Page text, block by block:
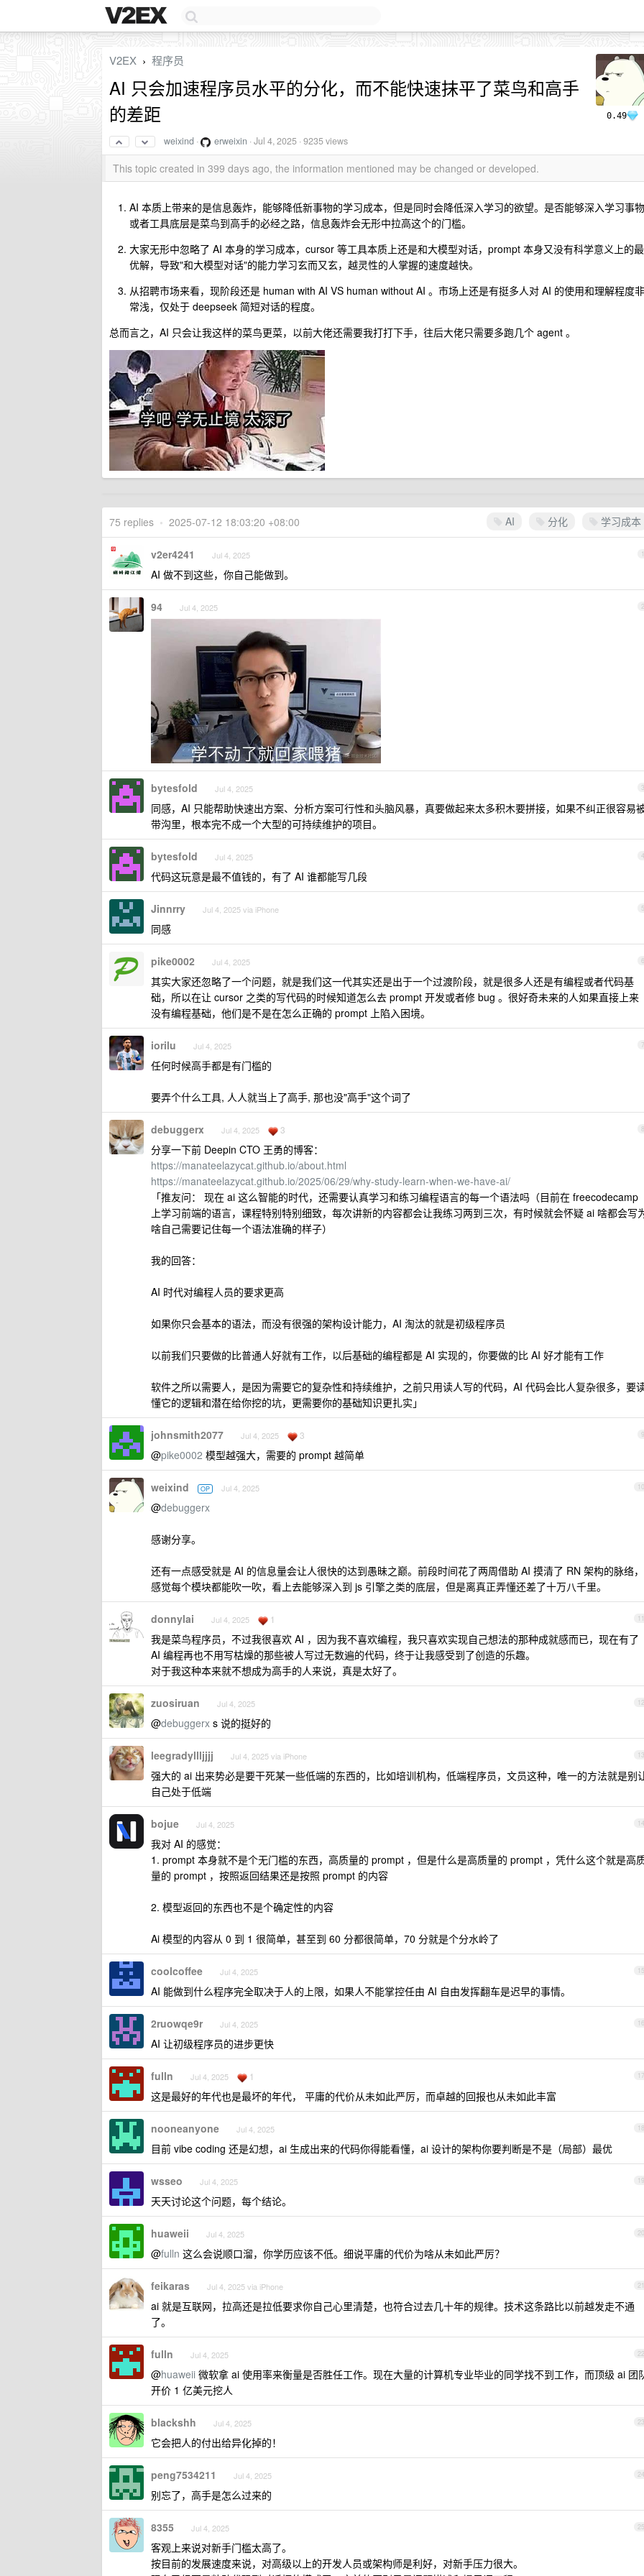
0.49
V2EX › 程序员
AI 只会加速程序员水平的分化，而不能快速抹平了菜鸟和高手
的差距
weixind · erweixin ·Jul 4, 2025 · 9235 views
This topic created in 399 days ago, the information mentioned may be changed or developed.
AI 本质上带来的是信息轰炸，能够降低新事物的学习成本，但是同时会降低深入学习的欲望。是否能够深入学习事物
或者工具底层是菜鸟到高手的必经之路，信息轰炸会无形中拉高这个的门槛。
大家无形中忽略了 AI 本身的学习成本，cursor 等工具本质上还是和大模型对话，prompt 本身又没有科学意义上的最
优解，导致"和大模型对话"的能力学习玄而又玄，越灵性的人掌握的速度越快。
从招聘市场来看，现阶段还是 human with AI VS human without AI 。市场上还是有挺多人对 AI 的使用和理解程度非
常浅，仅处于 deepseek 简短对话的程度。
总而言之，AI 只会让我这样的菜鸟更菜，以前大佬还需要我打打下手，往后大佬只需要多跑几个 agent 。
AI 分化 学习成本
75 replies • 2025-07-12 18:03:20 +08:00
1
v2er4241 Jul 4, 2025
AI 做不到这些，你自己能做到。
2
94 Jul 4, 2025
3
bytesfold Jul 4, 2025
同感，AI 只能帮助快速出方案、分析方案可行性和头脑风暴，真要做起来太多积木要拼接，如果不纠正很容易
带沟里，根本完不成一个大型的可持续维护的项目。
4
bytesfold Jul 4, 2025
代码这玩意是最不值钱的，有了 AI 谁都能写几段
5
Jinnrry Jul 4, 2025 via iPhone
同感
6
pike0002 Jul 4, 2025
其实大家还忽略了一个问题，就是我们这一代其实还是出于一个过渡阶段，就是很多人还是有编程或者代码基
础，所以在让 cursor 之类的写代码的时候知道怎么去 prompt 开发或者修 bug 。很好奇未来的人如果直接上来
没有编程基础，他们是不是在怎么正确的 prompt 上陷入困境。
7
iorilu Jul 4, 2025
任何时候高手都是有门槛的
要弄个什么工具, 人人就当上了高手, 那也没"高手"这个词了
8
debuggerx Jul 4, 2025 3
分享一下前 Deepin CTO 王勇的博客：
https://manateelazycat.github.io/about.html
https://manateelazycat.github.io/2025/06/29/why-study-learn-when-we-have-ai/
「推友问： 现在 ai 这么智能的时代，还需要认真学习和练习编程语言的每一个语法吗（目前在 freecodecamp
上学习前端的语言，课程特别特别细致，每次讲新的内容都会让我练习两到三次，有时候就会怀疑 ai 啥都会写
啥自己需要记住每一个语法准确的样子）
我的回答：
AI 时代对编程人员的要求更高
如果你只会基本的语法，而没有很强的架构设计能力，AI 淘汰的就是初级程序员
以前我们只要做的比普通人好就有工作，以后基础的编程都是 AI 实现的，你要做的比 AI 好才能有工作
软件之所以需要人，是因为需要它的复杂性和持续维护，之前只用读人写的代码，AI 代码会比人复杂很多，要
懂它的逻辑和潜在给你挖的坑，更需要你的基础知识更扎实」
9
johnsmith2077 Jul 4, 2025 3
@pike0002 模型越强大，需要的 prompt 越简单
10
weixind OP Jul 4, 2025
@debuggerx
感谢分享。
还有一点感受就是 AI 的信息量会让人很快的达到愚昧之巅。前段时间花了两周借助 AI 摸清了 RN 架构的脉络，
感觉每个模块都能吹一吹，看上去能够深入到 js 引擎之类的底层，但是离真正弄懂还差了十万八千里。
11
donnylai Jul 4, 2025 1
我是菜鸟程序员，不过我很喜欢 AI ，因为我不喜欢编程，我只喜欢实现自己想法的那种成就感而已，现在有了
AI 编程再也不用写枯燥的那些被人写过无数遍的代码，终于让我感受到了创造的乐趣。
对于我这种本来就不想成为高手的人来说，真是太好了。
12
zuosiruan Jul 4, 2025
@debuggerx s 说的挺好的
13
leegradyllljjjj Jul 4, 2025 via iPhone
强大的 ai 出来势必是要干死某一些低端的东西的，比如培训机构，低端程序员，文员这种，唯一的方法就是别
自己处于低端
14
bojue Jul 4, 2025
我对 AI 的感觉：
1. prompt 本身就不是个无门槛的东西，高质量的 prompt ，但是什么是高质量的 prompt ，凭什么这个就是高
量的 prompt ，按照返回结果还是按照 prompt 的内容
2. 模型返回的东西也不是个确定性的内容
Ai 模型的内容从 0 到 1 很简单，甚至到 60 分都很简单，70 分就是个分水岭了
15
coolcoffee Jul 4, 2025
AI 能做到什么程序完全取决于人的上限，如果人不能掌控任由 AI 自由发挥翻车是迟早的事情。
16
2ruowqe9r Jul 4, 2025
AI 让初级程序员的进步更快
17
fulln Jul 4, 2025 1
这是最好的年代也是最坏的年代， 平庸的代价从未如此严厉，而卓越的回报也从未如此丰富
18
nooneanyone Jul 4, 2025
目前 vibe coding 还是幻想，ai 生成出来的代码你得能看懂，ai 设计的架构你要判断是不是（局部）最优
19
wsseo Jul 4, 2025
天天讨论这个问题，每个结论。
20
huaweii Jul 4, 2025
@fulln 这么会说顺口溜，你学历应该不低。细说平庸的代价为啥从未如此严厉？
21
feikaras Jul 4, 2025 via iPhone
ai 就是互联网，拉高还是拉低要求你自己心里清楚，也符合过去几十年的规律。技术这条路比以前越发走不通
了。
22
fulln Jul 4, 2025
@huaweii 微软拿 ai 使用率来衡量是否胜任工作。现在大量的计算机专业毕业的同学找不到工作，而顶级 ai 团
开价 1 亿美元挖人
23
blackshh Jul 4, 2025
它会把人的付出给异化掉的！
24
peng7534211 Jul 4, 2025
别忘了，高手是怎么过来的
25
8355 Jul 4, 2025
客观上来说对新手门槛太高了。
按目前的发展速度来说，对高级以上的开发人员或架构师是利好，对新手压力很大。